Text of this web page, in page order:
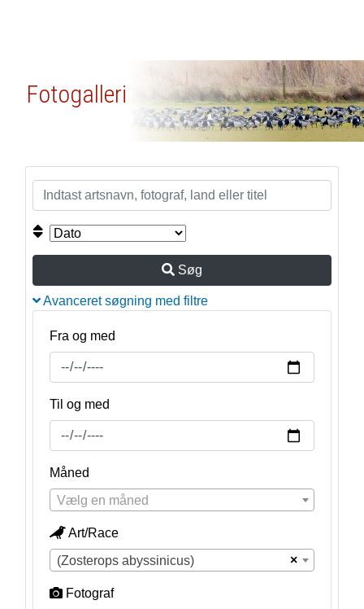
Fotogalleri
Søg
Avanceret søgning med filtre
Fra og med
Til og med
Måned
Vælg en måned
Art/Race
×
(Zosterops abyssinicus)
Fotograf